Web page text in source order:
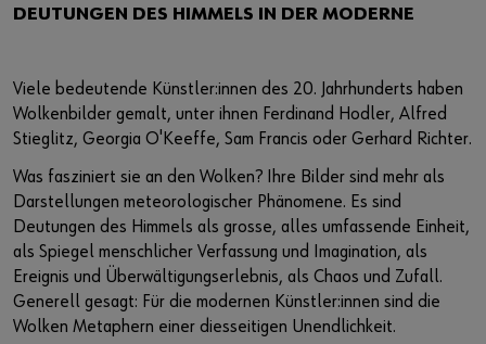
DEUTUNGEN DES HIMMELS IN DER MODERNE
Viele bedeutende Künstler:innen des 20. Jahrhunderts haben
Wolkenbilder gemalt, unter ihnen Ferdinand Hodler, Alfred
Stieglitz, Georgia O'Keeffe, Sam Francis oder Gerhard Richter.
Was fasziniert sie an den Wolken? Ihre Bilder sind mehr als
Darstellungen meteorologischer Phänomene. Es sind
Deutungen des Himmels als grosse, alles umfassende Einheit,
als Spiegel menschlicher Verfassung und Imagination, als
Ereignis und Überwältigungserlebnis, als Chaos und Zufall.
Generell gesagt: Für die modernen Künstler:innen sind die
Wolken Metaphern einer diesseitigen Unendlichkeit.